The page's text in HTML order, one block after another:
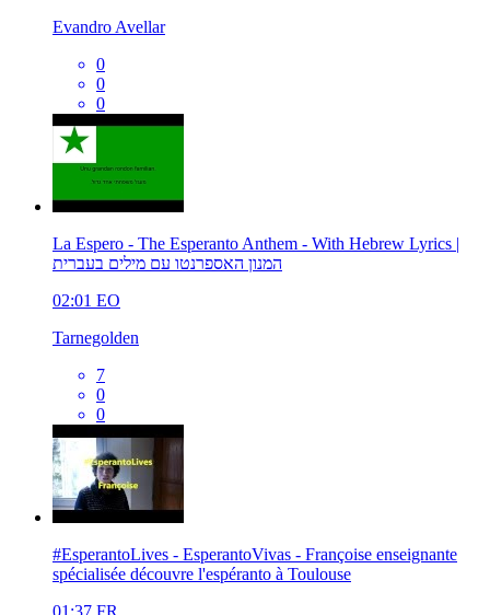
Evandro Avellar
0
0
0
La Espero - The Esperanto Anthem - With Hebrew Lyrics |
המנון האספרנטו עם מילים בעברית
02:01 EO
Tarnegolden
7
0
0
#EsperantoLives - EsperantoVivas - Françoise enseignante
spécialisée découvre l'espéranto à Toulouse
01:37 FR